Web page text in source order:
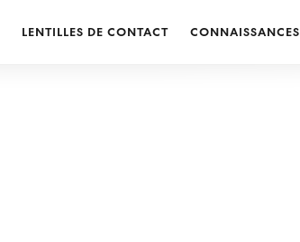
LENTILLES DE CONTACT CONNAISSANCES